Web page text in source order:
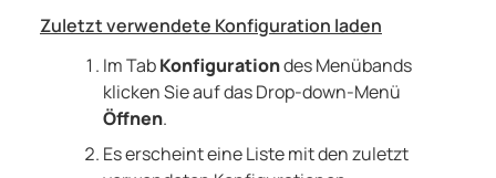
Zuletzt verwendete Konfiguration laden
Im TabKonfigurationdes Menübands
klicken Sie auf das Drop-down-Menü
Öffnen.
Es erscheint eine Liste mit den zuletzt